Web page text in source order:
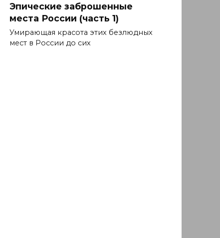
Эпические заброшенные
места России (часть 1)
Умирающая красота этих безлюдных
мест в России до сих